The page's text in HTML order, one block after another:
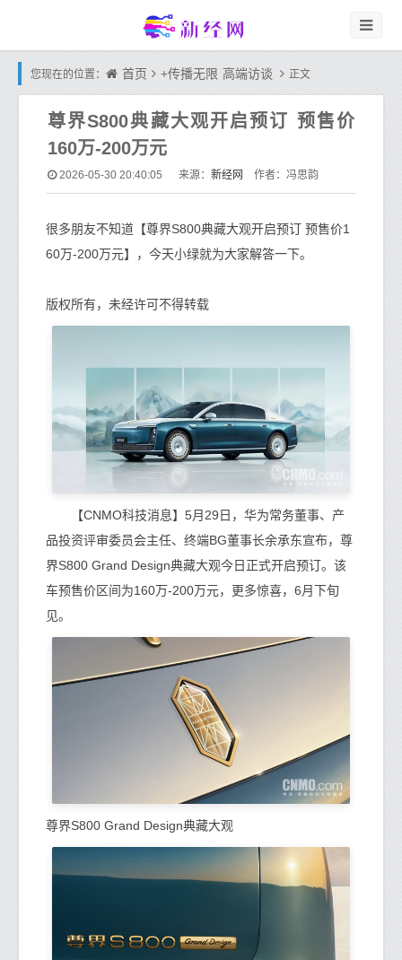
您现在的位置： 首页 +传播无限 高端访谈 正文
尊界S800典藏大观开启预订 预售价
160万-200万元
2026-05-30 20:40:05 来源： 新经网 作者：冯思韵
很多朋友不知道【尊界S800典藏大观开启预订 预售价1
60万-200万元】，今天小绿就为大家解答一下。
版权所有，未经许可不得转载
【CNMO科技消息】5月29日，华为常务董事、产
品投资评审委员会主任、终端BG董事长余承东宣布，尊
界S800 Grand Design典藏大观今日正式开启预订。该
车预售价区间为160万-200万元，更多惊喜，6月下旬
见。
尊界S800 Grand Design典藏大观